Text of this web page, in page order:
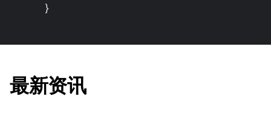
}
最新资讯